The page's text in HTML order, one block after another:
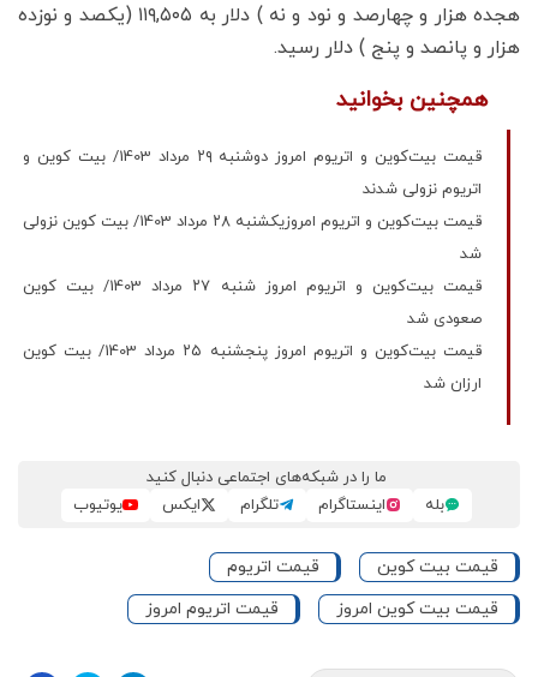
هجده هزار و چهارصد و نود و نه ) دلار به ۱۱۹,۵۰۵ (یکصد و نوزده
هزار و پانصد و پنج ) دلار رسید.
همچنین بخوانید
قیمت بیت‌کوین و اتریوم امروز دوشنبه ۲۹ مرداد 1403/ بیت کوین و
اتریوم نزولی شدند
قیمت بیت‌کوین و اتریوم امروزیکشنبه ۲۸ مرداد 1403/ بیت کوین نزولی
شد
قیمت بیت‌کوین و اتریوم امروز شنبه ۲۷ مرداد 1403/ بیت کوین
صعودی شد
قیمت بیت‌کوین و اتریوم امروز پنجشنبه ۲۵ مرداد 1403/ بیت کوین
ارزان شد
ما را در شبکه‌های اجتماعی دنبال کنید
بله
اینستاگرام تلگرام ایکس یوتیوب
قیمت بیت کوین
قیمت اتریوم
قیمت بیت کوین امروز
قیمت اتریوم امروز